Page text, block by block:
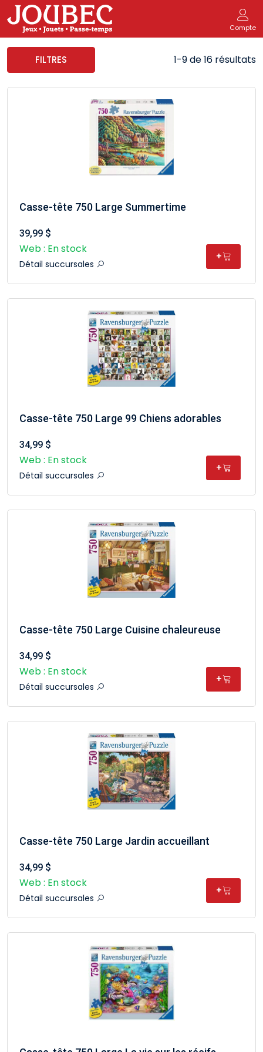
Compte
FILTRES 1-9 de 16 résultats
Casse-tête 750 Large Summertime
39,99 $
Web : En stock
Détail succursales
+
Casse-tête 750 Large 99 Chiens adorables
34,99 $
Web : En stock
Détail succursales
+
Casse-tête 750 Large Cuisine chaleureuse
34,99 $
Web : En stock
Détail succursales
+
Casse-tête 750 Large Jardin accueillant
34,99 $
Web : En stock
Détail succursales
+